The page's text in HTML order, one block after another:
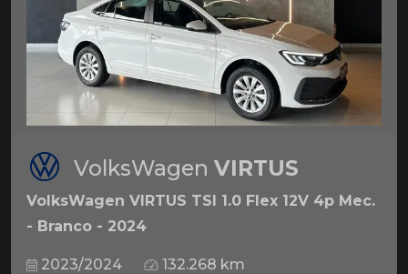
VolksWagen VIRTUS
VolksWagen VIRTUS TSI 1.0 Flex 12V 4p Mec.
- Branco - 2024
2023/2024 132.268 km